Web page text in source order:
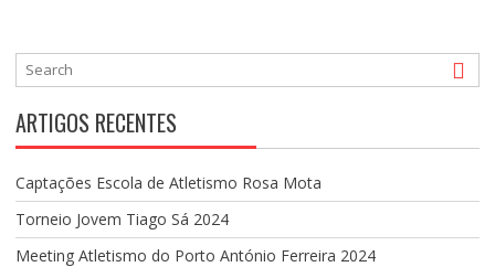
ARTIGOS RECENTES
Captações Escola de Atletismo Rosa Mota
Torneio Jovem Tiago Sá 2024
Meeting Atletismo do Porto António Ferreira 2024